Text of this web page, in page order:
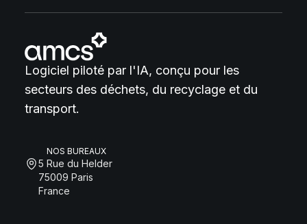
Logiciel piloté par l'IA, conçu pour les
secteurs des déchets, du recyclage et du
transport.
NOS BUREAUX
5 Rue du Helder
75009 Paris
France